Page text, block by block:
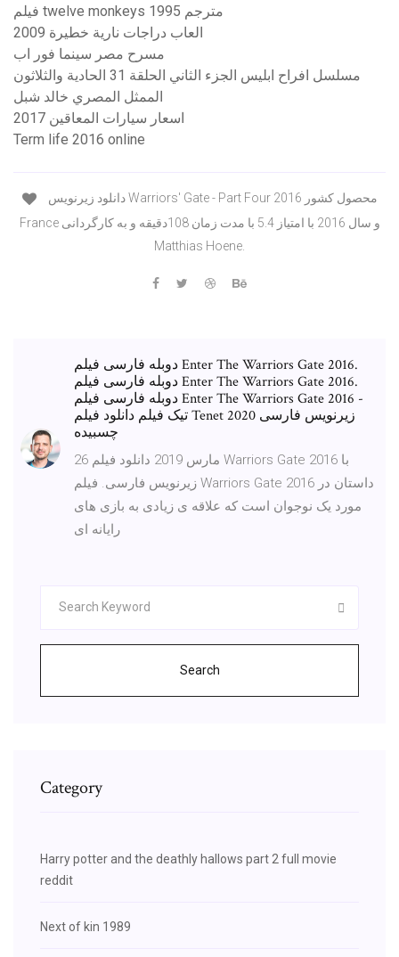
فيلم twelve monkeys 1995 مترجم
العاب دراجات نارية خطيرة 2009
مسرح مصر سينما فور اب
مسلسل افراح ابليس الجزء الثاني الحلقة 31 الحادية والثلاثون
الممثل المصري خالد شبل
اسعار سيارات المعاقين 2017
Term life 2016 online
France و سال 2016 با امتیاز 5.4 با مدت زمان 108دقیقه و به کارگردانی
Matthias Hoene.
دوبله فارسی فیلم Enter The Warriors Gate 2016.
دوبله فارسی فیلم Enter The Warriors Gate 2016.
دوبله فارسی فیلم Enter The Warriors Gate 2016 -
تیک فیلم دانلود فیلم Tenet 2020 زیرنویس فارسی
چسبیده
26 مارس 2019 دانلود فیلم Warriors Gate 2016 با
زیرنویس فارسی. فیلم Warriors Gate 2016 داستان در
مورد یک نوجوان است که علاقه ی زیادی به بازی های
Search
Category
Harry potter and the deathly hallows part 2 full movie
reddit
Next of kin 1989